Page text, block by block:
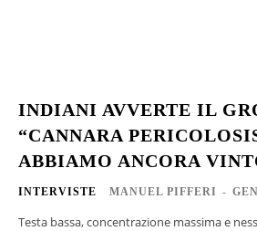
INDIANI AVVERTE IL
“CANNARA
ABBIAMO ANCORA
INTERVISTE MANUEL PIFFERI -
Testa bassa, concentrazione massima e